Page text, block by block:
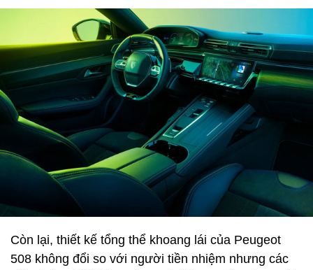
Còn lại, thiết kế tổng thể khoang lái của Peugeot
508 không đổi so với người tiền nhiệm nhưng các